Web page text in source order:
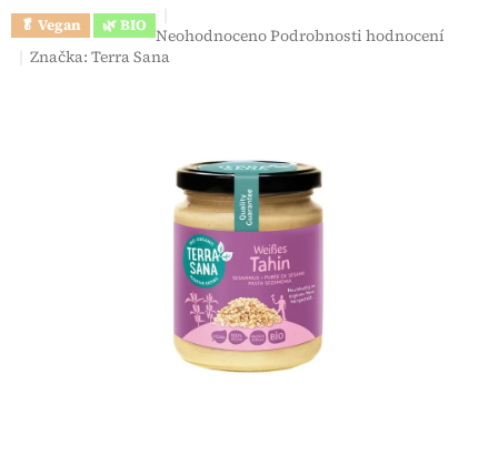
🥬 Vegan 🌿 BIO Průměrné hodnocení produktu je 0,0 z 5
NeohodnocenoPodrobnosti hodnocení
Značka:Terra Sana